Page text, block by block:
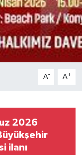
A- A+
2026
ilanı